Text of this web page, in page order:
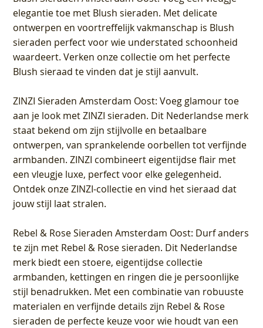
elegantie toe met Blush sieraden. Met delicate
ontwerpen en voortreffelijk vakmanschap is Blush
sieraden perfect voor wie understated schoonheid
waardeert. Verken onze collectie om het perfecte
Blush sieraad te vinden dat je stijl aanvult.
ZINZI Sieraden Amsterdam Oost: Voeg glamour toe
aan je look met ZINZI sieraden. Dit Nederlandse merk
staat bekend om zijn stijlvolle en betaalbare
ontwerpen, van sprankelende oorbellen tot verfijnde
armbanden. ZINZI combineert eigentijdse flair met
een vleugje luxe, perfect voor elke gelegenheid.
Ontdek onze ZINZI-collectie en vind het sieraad dat
jouw stijl laat stralen.
Rebel & Rose Sieraden Amsterdam Oost: Durf anders
te zijn met Rebel & Rose sieraden. Dit Nederlandse
merk biedt een stoere, eigentijdse collectie
armbanden, kettingen en ringen die je persoonlijke
stijl benadrukken. Met een combinatie van robuuste
materialen en verfijnde details zijn Rebel & Rose
sieraden de perfecte keuze voor wie houdt van een